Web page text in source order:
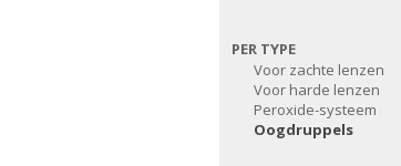
PER TYPE
Voor zachte lenzen
Voor harde lenzen
Peroxide-systeem
Oogdruppels